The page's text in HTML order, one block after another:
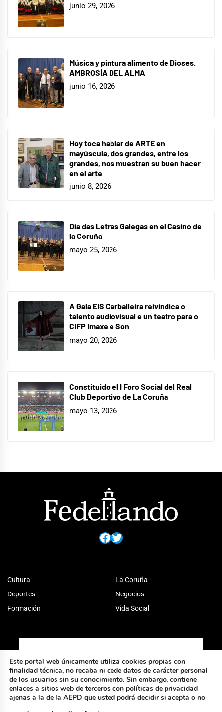
junio 29, 2026
Música y pintura alimento de Dioses.
AMBROSÍA DEL ALMA
junio 16, 2026
Hoy toca hablar de ARTE en
mayúscula, dos grandes, entre los
grandes, nos muestran su buen hacer
en el arte
junio 8, 2026
Día das Letras Galegas en el Casino de
la Coruña
mayo 25, 2026
A Gala EIS Carballeira reivindica o
talento audiovisual e un teatro para o
CIFP Imaxe e Son
mayo 20, 2026
Constituido el I Foro Social del Real
Club Deportivo de La Coruña
mayo 13, 2026
Facebook
Twitter
Cultura
Deportes
Formación
La Coruña
Negocios
Vida Social
Este portal web únicamente utiliza cookies propias con
finalidad técnica, no recaba ni cede datos de carácter personal
de los usuarios sin su conocimiento. Sin embargo, contiene
enlaces a sitios web de terceros con políticas de privacidad
ajenas a la de la AEPD que usted podrá decidir si acepta o no